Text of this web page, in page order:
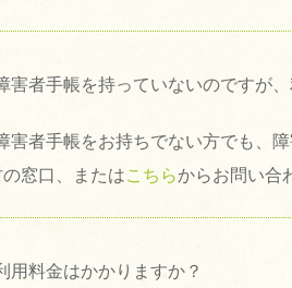
害者手帳を持っていないのですが
害者手帳をお持ちでない方でも、
の窓口、またはこちらからお問い合
用料金はかかりますか？